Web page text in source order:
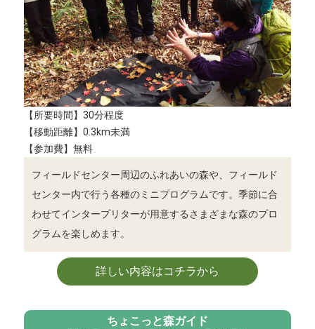
【所要時間】30分程度
【移動距離】0.3km未満
【参加費】無料
フィールドセンター周辺のふれあいの森や、フィールド
センター内で行う各種のミニプログラムです。季節に合
わせてインタープリターが用意するさまざまな森のプロ
グラムを楽しめます。
詳しい内容はコチラから
ちょこっと森ガイド